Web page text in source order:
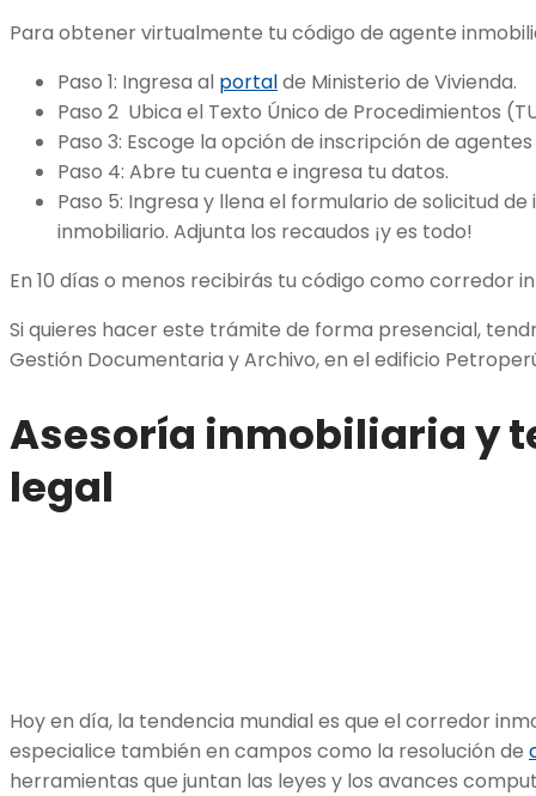
Para obtener virtualmente tu código de agente
Paso 1: Ingresa al portalde Ministerio de Vivienda.
Paso 2 Ubica el Texto Único de Procedimientos
Paso 3: Escoge la opción de inscripción de
Paso 4: Abre tu cuenta e ingresa tu datos.
Paso 5: Ingresa y llena el formulario de solicitud
inmobiliario. Adjunta los recaudos ¡y es todo!
En 10 días o menos recibirás tu código como corredor
Si quieres hacer este trámite de forma presencial,
Gestión Documentaria y Archivo, en el edificio
Asesoría inmobiliaria y
legal
Hoy en día, la tendencia mundial es que el corredor
especialice también en campos como la resolución de
herramientas que juntan las leyes y los avances